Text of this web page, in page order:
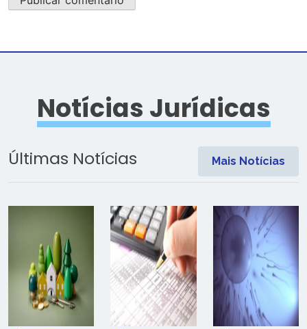
Notícias Jurídicas
Últimas Notícias Mais Notícias